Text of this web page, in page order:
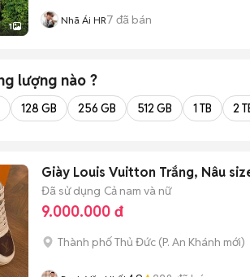
1 Nhã Ái HR7 đã bán
lượng nào ?
128 GB 256 GB 512 GB 1 TB 2
Giày Louis Vuitton Trắng, Nâu
Đã sử dụng Cả nam và nữ
9.000.000 đ
Thành phố Thủ Đức (P. An Khánh mới)